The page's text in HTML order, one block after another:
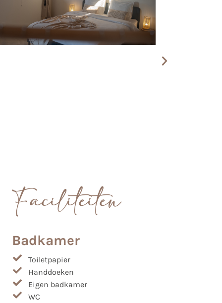
Faciliteiten
Badkamer
Toiletpapier
Handdoeken
Eigen badkamer
WC